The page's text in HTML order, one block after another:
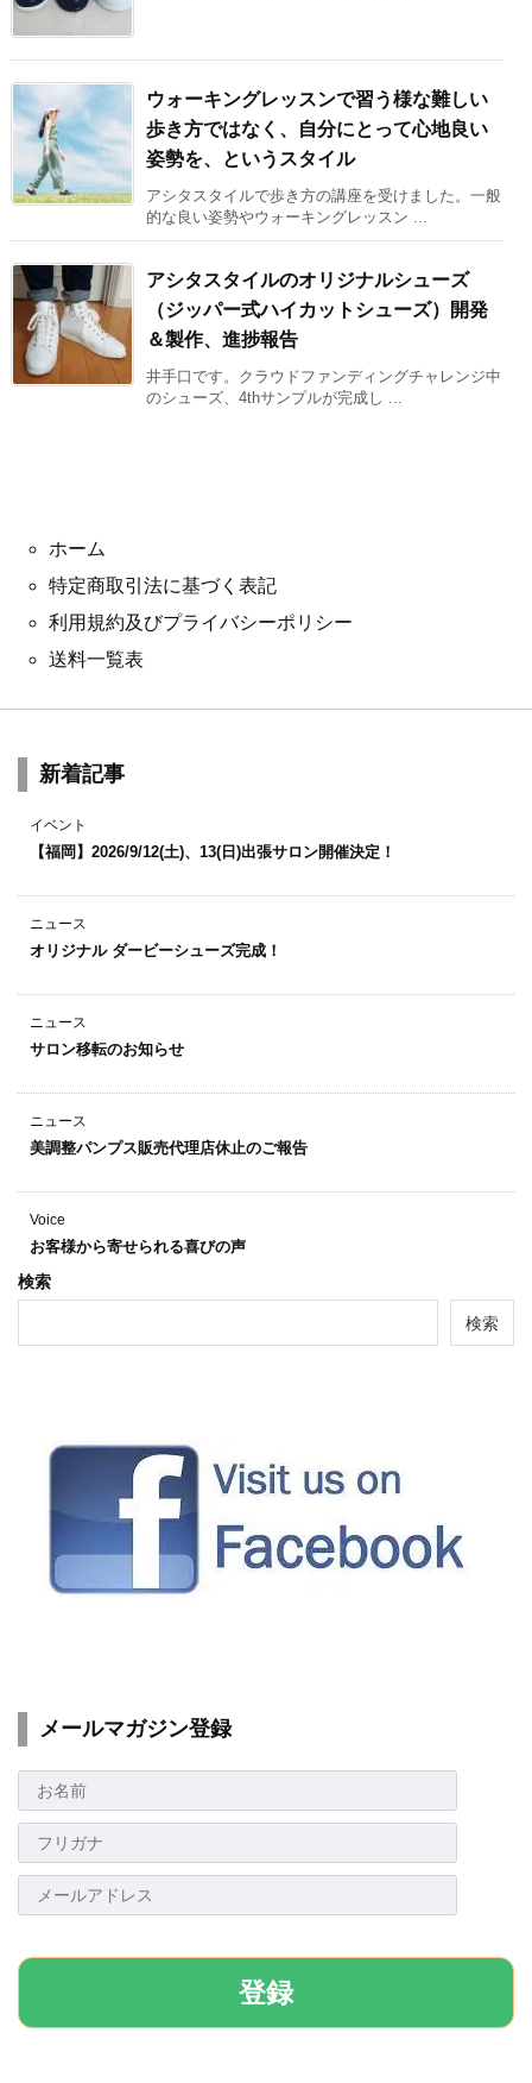
ウォーキングレッスンで習う様な難しい
歩き方ではなく、自分にとって心地良い
姿勢を、というスタイル
アシタスタイルで歩き方の講座を受けました。一般
的な良い姿勢やウォーキングレッスン ...
アシタスタイルのオリジナルシューズ
（ジッパー式ハイカットシューズ）開発
＆製作、進捗報告
井手口です。クラウドファンディングチャレンジ中
のシューズ、4thサンプルが完成し ...
ホーム
特定商取引法に基づく表記
利用規約及びプライバシーポリシー
送料一覧表
新着記事
イベント
【福岡】2026/9/12(土)、13(日)出張サロン開催決定！
ニュース
オリジナル ダービーシューズ完成！
ニュース
サロン移転のお知らせ
ニュース
美調整パンプス販売代理店休止のご報告
Voice
お客様から寄せられる喜びの声
検索
検索
メールマガジン登録